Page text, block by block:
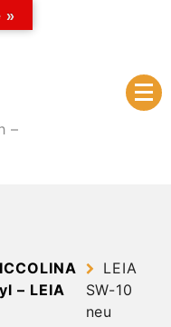
–
– LEIA
LEIA
SW-10
neu
»